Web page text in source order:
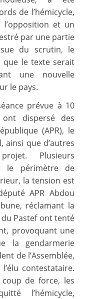
de l’hémicycle,
l’opposition et un
par une partie
du scrutin, le
que le texte serait
une nouvelle
le pays.
prévue à 10
dispersé des
(APR), le
ainsi que d’autres
Plusieurs
le périmètre de
la tension est
APR Abdou
réclamant la
Pastef ont tenté
provoquant une
la gendarmerie
de l’Assemblée,
contestataire.
de force, les
l’hémicycle,